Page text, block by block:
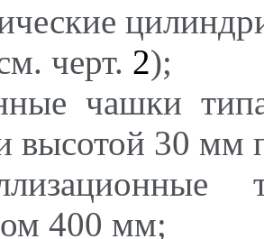
черт. 2);
чашки
высотой 30 мм
400 мм;